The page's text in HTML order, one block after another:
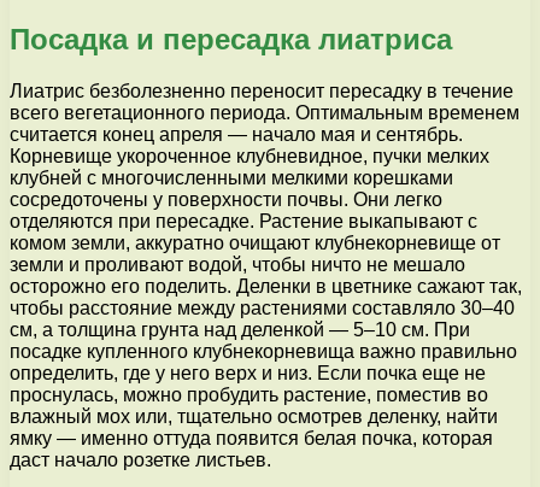
Посадка и пересадка лиатриса
Лиатрис безболезненно переносит пересад­ку в течение
всего вегетационного периода. Оптимальным временем
считается конец апреля — начало мая и сентябрь.
Корневище укороченное клубневидное, пучки мелких
клубней с многочисленными мелкими корешками
сосредоточены у поверхности почвы. Они легко
отделяются при пересадке. Растение выкапывают с
комом земли, аккуратно очищают клубнекорневище от
земли и проливают водой, чтобы ничто не мешало
осторожно его поделить. Деленки в цветнике сажают так,
чтобы расстояние между рас­тениями составляло 30–40
см, а толщина грунта над деленкой — 5–10 см. При
посадке купленного клубнекорневища важно правильно
определить, где у него верх и низ. Если почка еще не
проснулась, можно пробудить растение, поместив во
влажный мох или, тщательно осмотрев деленку, найти
ямку — именно оттуда появится белая почка, которая
даст начало розетке листьев.